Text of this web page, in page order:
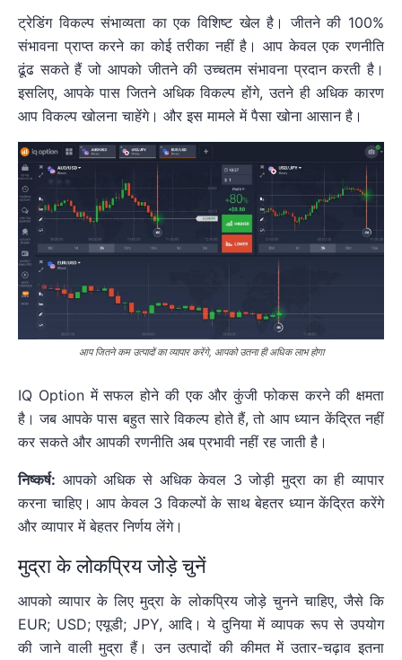
ट्रेडिंग विकल्प संभाव्यता का एक विशिष्ट खेल है। जीतने की 100%
संभावना प्राप्त करने का कोई तरीका नहीं है। आप केवल एक रणनीति
ढूंढ सकते हैं जो आपको जीतने की उच्चतम संभावना प्रदान करती है।
इसलिए, आपके पास जितने अधिक विकल्प होंगे, उतने ही अधिक कारण
आप विकल्प खोलना चाहेंगे। और इस मामले में पैसा खोना आसान है।
आप जितने कम उत्पादों का व्यापार करेंगे, आपको उतना ही अधिक लाभ होगा
IQ Option में सफल होने की एक और कुंजी फोकस करने की क्षमता
है। जब आपके पास बहुत सारे विकल्प होते हैं, तो आप ध्यान केंद्रित नहीं
कर सकते और आपकी रणनीति अब प्रभावी नहीं रह जाती है।
निष्कर्ष: आपको अधिक से अधिक केवल 3 जोड़ी मुद्रा का ही व्यापार
करना चाहिए। आप केवल 3 विकल्पों के साथ बेहतर ध्यान केंद्रित करेंगे
और व्यापार में बेहतर निर्णय लेंगे।
मुद्रा के लोकप्रिय जोड़े चुनें
आपको व्यापार के लिए मुद्रा के लोकप्रिय जोड़े चुनने चाहिए, जैसे कि
EUR; USD; एयूडी; JPY, आदि। ये दुनिया में व्यापक रूप से उपयोग
की जाने वाली मुद्रा हैं। उन उत्पादों की कीमत में उतार-चढ़ाव इतना